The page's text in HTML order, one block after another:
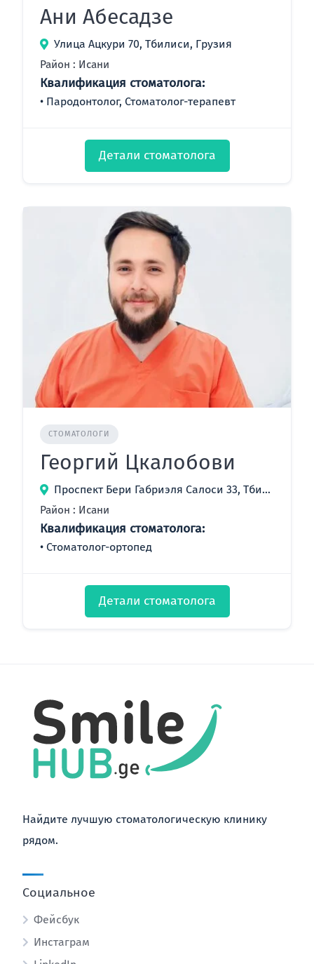
Ани Абесадзе
Улица Ацкури 70, Тбилиси, Грузия
Район : Исани
Квалификация стоматолога:
Пародонтолог, Стоматолог-терапевт
Детали стоматолога
СТОМАТОЛОГИ
Георгий Цкалобови
Проспект Бери Габриэля Салоси 33, Тбилиси, Грузия
Район : Исани
Квалификация стоматолога:
Стоматолог-ортопед
Детали стоматолога
Найдите лучшую стоматологическую клинику
рядом.
Социальное
Фейсбук
Инстаграм